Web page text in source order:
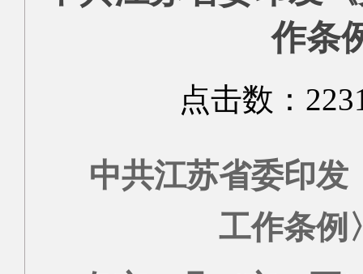
作条
点击数：
中共江苏省委印发
工作条例